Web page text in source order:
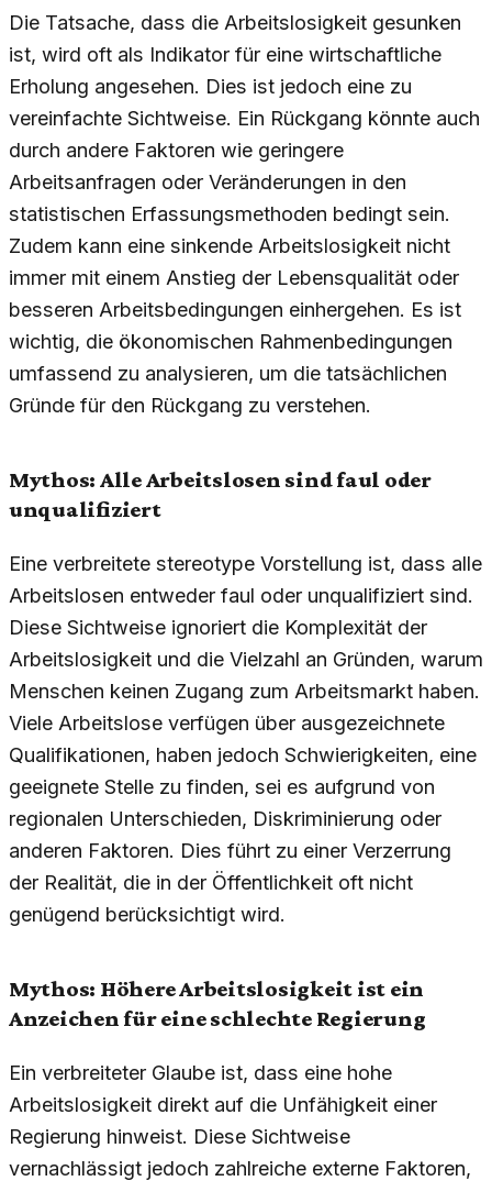
Die Tatsache, dass die Arbeitslosigkeit gesunken
ist, wird oft als Indikator für eine wirtschaftliche
Erholung angesehen. Dies ist jedoch eine zu
vereinfachte Sichtweise. Ein Rückgang könnte auch
durch andere Faktoren wie geringere
Arbeitsanfragen oder Veränderungen in den
statistischen Erfassungsmethoden bedingt sein.
Zudem kann eine sinkende Arbeitslosigkeit nicht
immer mit einem Anstieg der Lebensqualität oder
besseren Arbeitsbedingungen einhergehen. Es ist
wichtig, die ökonomischen Rahmenbedingungen
umfassend zu analysieren, um die tatsächlichen
Gründe für den Rückgang zu verstehen.
Mythos: Alle Arbeitslosen sind faul oder
unqualifiziert
Eine verbreitete stereotype Vorstellung ist, dass alle
Arbeitslosen entweder faul oder unqualifiziert sind.
Diese Sichtweise ignoriert die Komplexität der
Arbeitslosigkeit und die Vielzahl an Gründen, warum
Menschen keinen Zugang zum Arbeitsmarkt haben.
Viele Arbeitslose verfügen über ausgezeichnete
Qualifikationen, haben jedoch Schwierigkeiten, eine
geeignete Stelle zu finden, sei es aufgrund von
regionalen Unterschieden, Diskriminierung oder
anderen Faktoren. Dies führt zu einer Verzerrung
der Realität, die in der Öffentlichkeit oft nicht
genügend berücksichtigt wird.
Mythos: Höhere Arbeitslosigkeit ist ein
Anzeichen für eine schlechte Regierung
Ein verbreiteter Glaube ist, dass eine hohe
Arbeitslosigkeit direkt auf die Unfähigkeit einer
Regierung hinweist. Diese Sichtweise
vernachlässigt jedoch zahlreiche externe Faktoren,